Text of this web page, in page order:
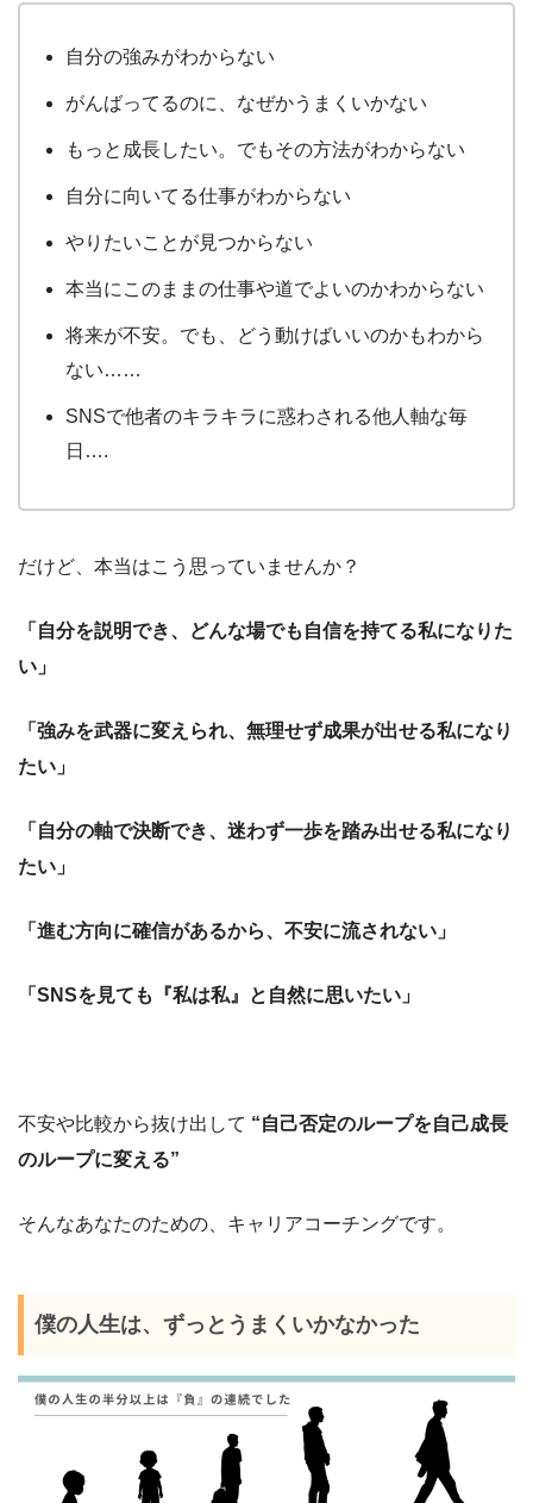
自分の強みがわからない
がんばってるのに、なぜかうまくいかない
もっと成長したい。でもその方法がわからない
自分に向いてる仕事がわからない
やりたいことが見つからない
本当にこのままの仕事や道でよいのかわからない
将来が不安。でも、どう動けばいいのかもわから
ない……
SNSで他者のキラキラに惑わされる他人軸な毎
日….
だけど、本当はこう思っていませんか？
「自分を説明でき、どんな場でも自信を持てる私になりた
い」
「強みを武器に変えられ、無理せず成果が出せる私になり
たい」
「自分の軸で決断でき、迷わず一歩を踏み出せる私になり
たい」
「進む方向に確信があるから、不安に流されない」
「SNSを見ても『私は私』と自然に思いたい」
不安や比較から抜け出して “自己否定のループを自己成長
のループに変える”
そんなあなたのための、キャリアコーチングです。
僕の人生は、ずっとうまくいかなかった